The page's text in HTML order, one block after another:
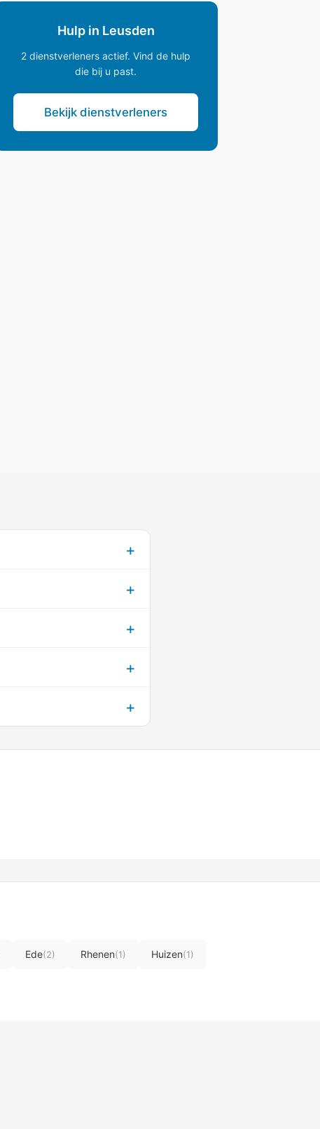
Hulp in Leusden
2 dienstverleners actief. Vind de hulp
die bij u past.
Bekijk dienstverleners
Ede(2) Rhenen(1) Huizen(1)